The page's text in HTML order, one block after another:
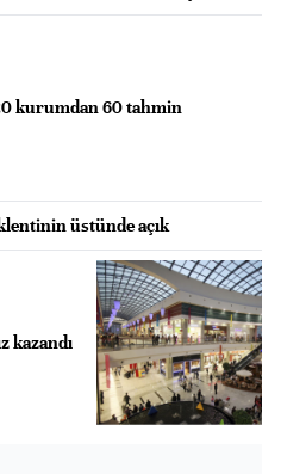
kurumdan 60 tahmin
üstünde açık
kazandı